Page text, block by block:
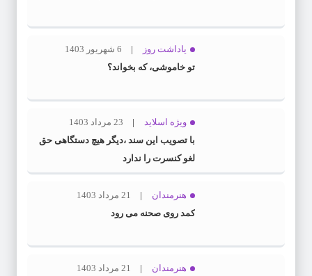
یاداشت روز
6 شهریور 1403
تو خاموشی، که بخواند؟
ویژه اسلاید
23 مرداد 1403
با تصویب این سند ،دیگر هیچ دستگاهی حق
لغو کنسرت را ندارد
هنرمندان
21 مرداد 1403
کمد روی صحنه می رود
هنرمندان
21 مرداد 1403